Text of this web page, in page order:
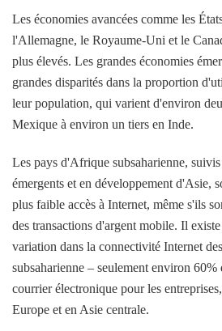
Les économies avancées comme les
l'Allemagne, le Royaume-Uni et le
plus élevés. Les grandes économies
grandes disparités dans la proportion
leur population, qui varient d'environ
Mexique à environ un tiers en Inde.
Les pays d'Afrique subsaharienne,
émergents et en développement d'Asie,
plus faible accès à Internet, même s'ils
des transactions d'argent mobile. Il
variation dans la connectivité Internet
subsaharienne – seulement environ 60%
courrier électronique pour les
Europe et en Asie centrale.